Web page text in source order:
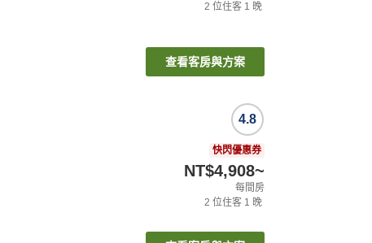
2 位住客 1 晚
查看客房與方案
4.8
快閃優惠券
NT$4,908~
每間房
2 位住客 1 晚